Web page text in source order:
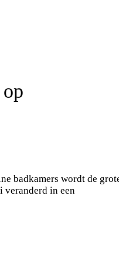
badkamers wordt de
veranderd in een